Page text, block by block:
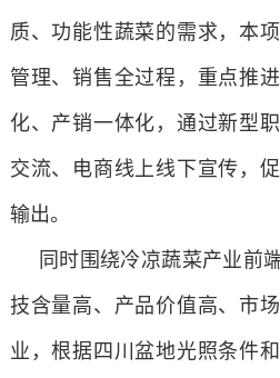
质、功能性蔬菜的需求，本
管理、销售全过程，重点推
化、产销一体化，通过新型
交流、电商线上线下宣传，
输出。
同时围绕冷凉蔬菜产业前
技含量高、产品价值高、市
业，根据四川盆地光照条件